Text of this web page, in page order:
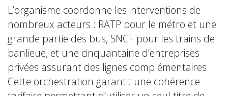
L’organisme coordonne les interventions de
nombreux acteurs : RATP pour le métro et une
grande partie des bus, SNCF pour les trains de
banlieue, et une cinquantaine d’entreprises
privées assurant des lignes complémentaires.
Cette orchestration garantit une cohérence